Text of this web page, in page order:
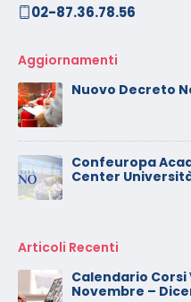
02-87.36.78.56
Aggiornamenti
Nuovo Decreto
Confeuropa
Center
Articoli Recenti
Calendario
Novembre –